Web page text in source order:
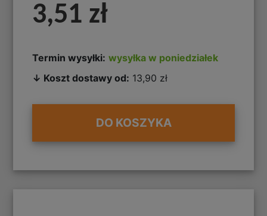
3,51 zł
Termin wysyłki: wysyłka w poniedziałek
↓ Koszt dostawy od: 13,90 zł
DO KOSZYKA